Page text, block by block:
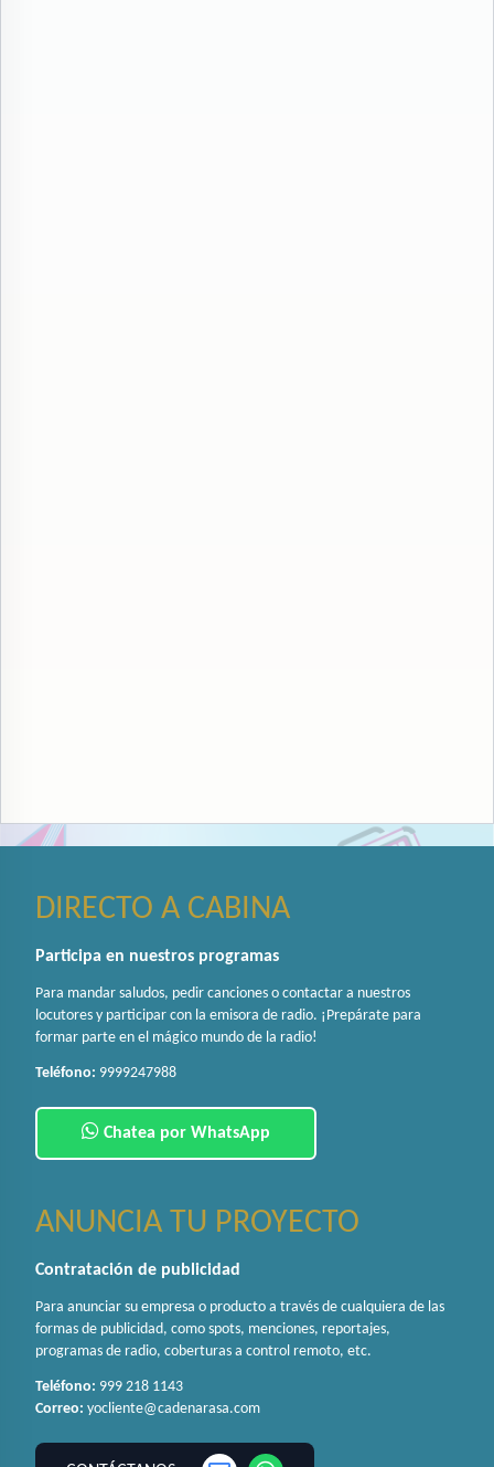
DIRECTO A CABINA
Participa en nuestros programas
Para mandar saludos, pedir canciones o contactar a nuestros
locutores y participar con la emisora de radio. ¡Prepárate para
formar parte en el mágico mundo de la radio!
Teléfono: 9999247988
Chatea por WhatsApp
ANUNCIA TU PROYECTO
Contratación de publicidad
Para anunciar su empresa o producto a través de cualquiera de las
formas de publicidad, como spots, menciones, reportajes,
programas de radio, coberturas a control remoto, etc.
Teléfono: 999 218 1143
Correo: yocliente@cadenarasa.com